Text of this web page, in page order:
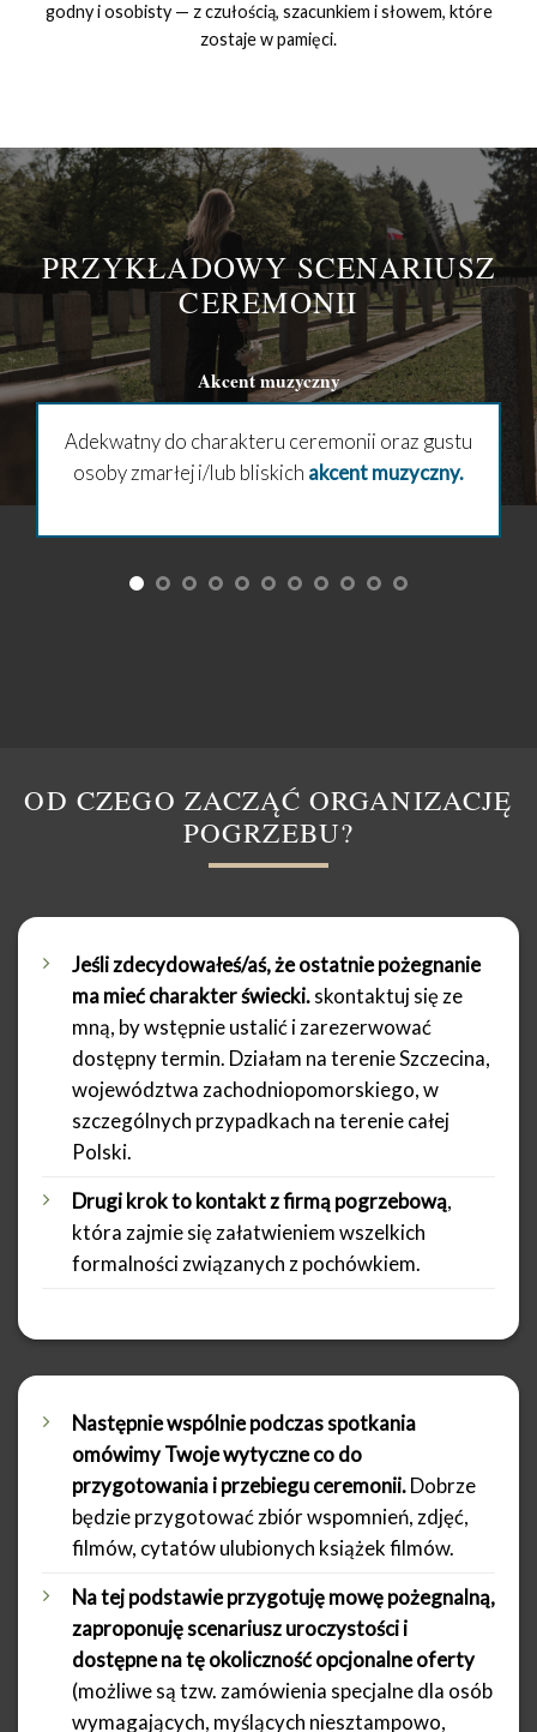
godny i osobisty — z czułością, szacunkiem i słowem, które
zostaje w pamięci.
PRZYKŁADOWY SCENARIUSZ
CEREMONII
Akcent muzyczny
Adekwatny do charakteru ceremonii oraz gustu
osoby zmarłej i/lub bliskich akcent muzyczny.
OD CZEGO ZACZĄĆ ORGANIZACJĘ
POGRZEBU?
Jeśli zdecydowałeś/aś, że ostatnie pożegnanie
ma mieć charakter świecki.skontaktuj się ze
mną, by wstępnie ustalić i zarezerwować
dostępny termin. Działam na terenie Szczecina,
województwa zachodniopomorskiego, w
szczególnych przypadkach na terenie całej
Polski.
Drugi krok to kontakt z firmą pogrzebową,
która zajmie się załatwieniem wszelkich
formalności związanych z pochówkiem.
Następnie wspólnie podczas spotkania
omówimy Twoje wytyczne co do
przygotowania i przebiegu ceremonii.Dobrze
będzie przygotować zbiór wspomnień, zdjęć,
filmów, cytatów ulubionych książek filmów.
Na tej podstawie przygotuję mowę pożegnalną,
zaproponuję scenariusz uroczystości i
dostępne na tę okoliczność opcjonalne oferty
(możliwe są tzw. zamówienia specjalne dla osób
wymagających, myślących niesztampowo,